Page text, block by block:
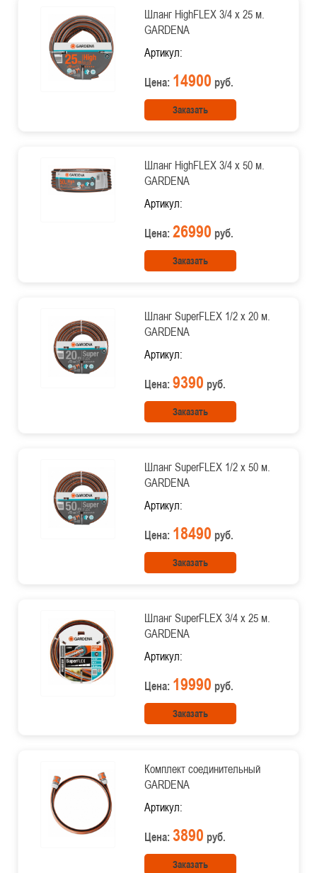
Шланг HighFLEX 3/4 х 25 м.
GARDENA
Артикул:
Цена: 14900 руб.
Заказать
Шланг HighFLEX 3/4 х 50 м.
GARDENA
Артикул:
Цена: 26990 руб.
Заказать
Шланг SuperFLEX 1/2 х 20 м.
GARDENA
Артикул:
Цена: 9390 руб.
Заказать
Шланг SuperFLEX 1/2 х 50 м.
GARDENA
Артикул:
Цена: 18490 руб.
Заказать
Шланг SuperFLEX 3/4 х 25 м.
GARDENA
Артикул:
Цена: 19990 руб.
Заказать
Комплект соединительный
GARDENA
Артикул:
Цена: 3890 руб.
Заказать